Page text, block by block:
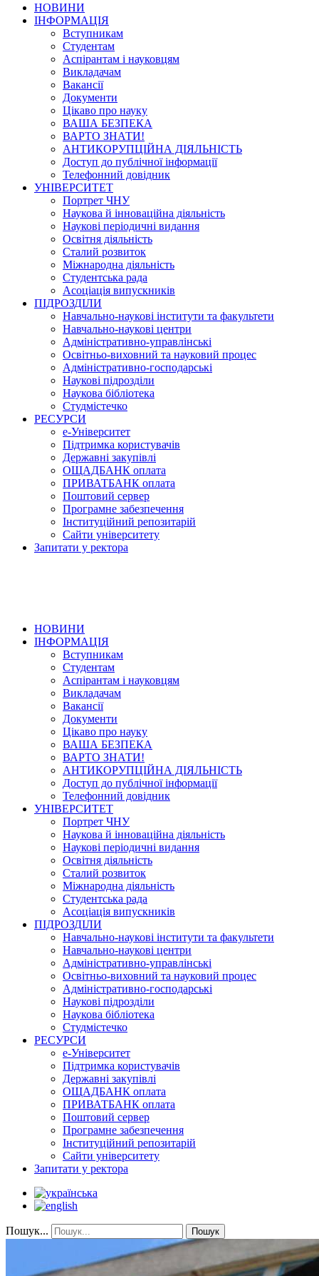
НОВИНИ
ІНФОРМАЦІЯ
Вступникам
Студентам
Аспірантам і науковцям
Викладачам
Вакансії
Документи
Цікаво про науку
ВАША БЕЗПЕКА
ВАРТО ЗНАТИ!
АНТИКОРУПЦІЙНА ДІЯЛЬНІСТЬ
Доступ до публічної інформації
Телефонний довідник
УНІВЕРСИТЕТ
Портрет ЧНУ
Наукова й інноваційна діяльність
Наукові періодичні видання
Освітня діяльність
Сталий розвиток
Міжнародна діяльність
Студентська рада
Асоціація випускників
ПІДРОЗДІЛИ
Навчально-наукові інститути та факультети
Навчально-наукові центри
Адміністративно-управлінські
Освітньо-виховний та науковий процес
Адміністративно-господарські
Наукові підрозділи
Наукова бібліотека
Студмістечко
РЕСУРСИ
е-Університет
Підтримка користувачів
Державні закупівлі
ОЩАДБАНК оплата
ПРИВАТБАНК оплата
Поштовий сервер
Програмне забезпечення
Інституційний репозитарій
Сайти університету
Запитати у ректора
НОВИНИ
ІНФОРМАЦІЯ
Вступникам
Студентам
Аспірантам і науковцям
Викладачам
Вакансії
Документи
Цікаво про науку
ВАША БЕЗПЕКА
ВАРТО ЗНАТИ!
АНТИКОРУПЦІЙНА ДІЯЛЬНІСТЬ
Доступ до публічної інформації
Телефонний довідник
УНІВЕРСИТЕТ
Портрет ЧНУ
Наукова й інноваційна діяльність
Наукові періодичні видання
Освітня діяльність
Сталий розвиток
Міжнародна діяльність
Студентська рада
Асоціація випускників
ПІДРОЗДІЛИ
Навчально-наукові інститути та факультети
Навчально-наукові центри
Адміністративно-управлінські
Освітньо-виховний та науковий процес
Адміністративно-господарські
Наукові підрозділи
Наукова бібліотека
Студмістечко
РЕСУРСИ
е-Університет
Підтримка користувачів
Державні закупівлі
ОЩАДБАНК оплата
ПРИВАТБАНК оплата
Поштовий сервер
Програмне забезпечення
Інституційний репозитарій
Сайти університету
Запитати у ректора
Пошук... Пошук